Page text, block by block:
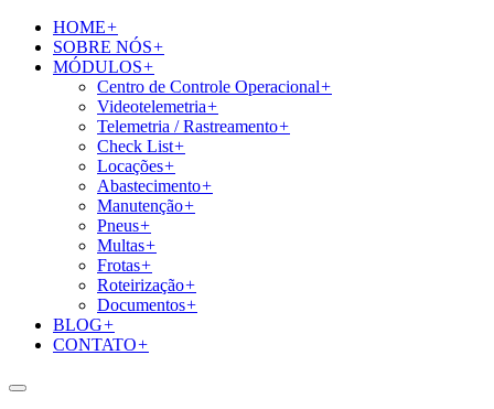
HOME+
SOBRE NÓS+
MÓDULOS+
Centro de Controle Operacional+
Videotelemetria+
Telemetria / Rastreamento+
Check List+
Locações+
Abastecimento+
Manutenção+
Pneus+
Multas+
Frotas+
Roteirização+
Documentos+
BLOG+
CONTATO+